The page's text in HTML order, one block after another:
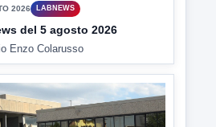
2026 LABNEWS
del 5 agosto 2026
Enzo Colarusso